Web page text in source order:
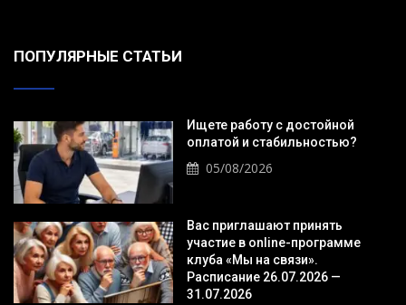
ПОПУЛЯРНЫЕ СТАТЬИ
Ищете работу с достойной
оплатой и стабильностью?
05/08/2026
Вас приглашают принять
участие в online-программе
клуба «Мы на связи».
Расписание 26.07.2026 —
31.07.2026